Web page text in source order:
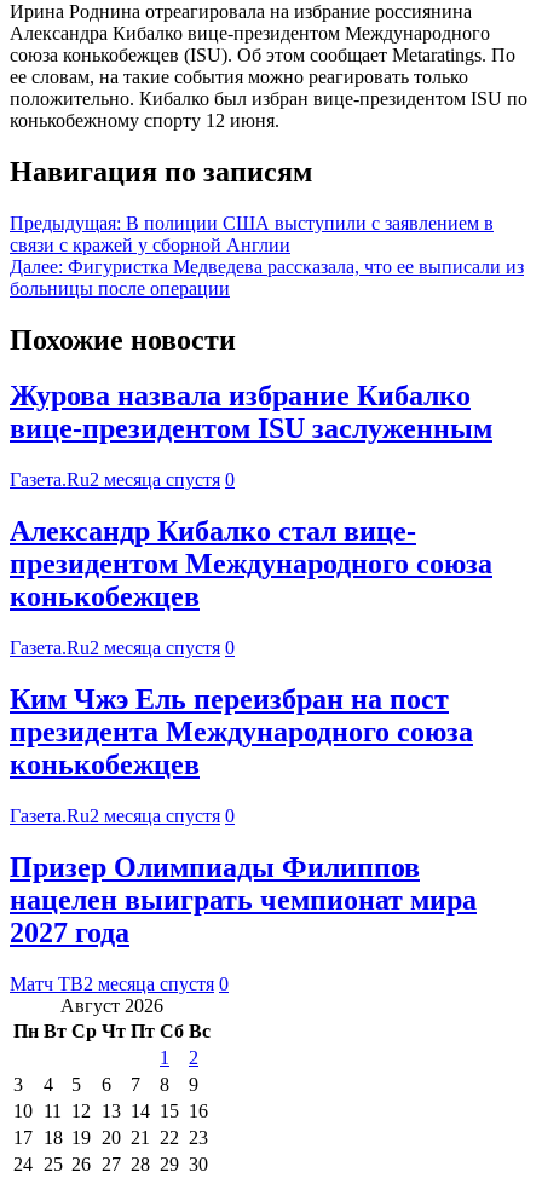
Ирина Роднина отреагировала на избрание россиянина
Александра Кибалко вице-президентом Международного
союза конькобежцев (ISU). Об этом сообщает Metaratings. По
ее словам, на такие события можно реагировать только
положительно. Кибалко был избран вице-президентом ISU по
конькобежному спорту 12 июня.
Навигация по записям
Предыдущая: В полиции США выступили с заявлением в
связи с кражей у сборной Англии
Далее: Фигуристка Медведева рассказала, что ее выписали из
больницы после операции
Похожие новости
Журова назвала избрание Кибалко
вице-президентом ISU заслуженным
Газета.Ru2 месяца спустя 0
Александр Кибалко стал вице-
президентом Международного союза
конькобежцев
Газета.Ru2 месяца спустя 0
Ким Чжэ Ель переизбран на пост
президента Международного союза
конькобежцев
Газета.Ru2 месяца спустя 0
Призер Олимпиады Филиппов
нацелен выиграть чемпионат мира
2027 года
Матч ТВ2 месяца спустя 0
Август 2026
Пн Вт Ср Чт Пт Сб Вс
1
2
3
4 5 6 7 8
9
10 11 12 13 14 15 16
17 18 19 20 21 22 23
24 25 26 27 28 29 30